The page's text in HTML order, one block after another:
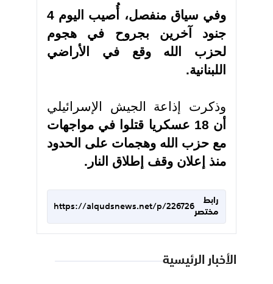
وفي سياق منفصل، أُصيب اليوم 4
جنود آخرين بجروح في هجوم
لحزب الله وقع في الأراضي
اللبنانية.
وذكرت إذاعة الجيش الإسرائيلي
أن 18 عسكريا قتلوا في مواجهات
مع حزب الله وهجمات على الحدود
منذ إعلان وقف إطلاق النار.
رابط
مختصر
https://alqudsnews.net/p/226726
الأخبار الرئيسية